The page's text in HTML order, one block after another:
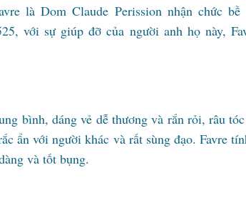
là Dom Claude Perission nhận chức
với sự giúp đỡ của người anh họ này,
bình, dáng vẻ dễ thương và rắn rỏi, râu
ẩn với người khác và rất sùng đạo. Favre
và tốt bụng.